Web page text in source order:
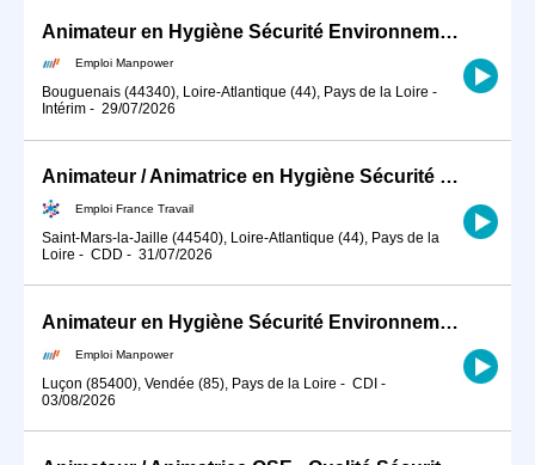
Animateur en Hygiène Sécurité Environnement (H/F)
Emploi Manpower
Bouguenais (44340), Loire-Atlantique (44), Pays de la Loire -
Intérim - 29/07/2026
Animateur / Animatrice en Hygiène Sécurité Environnement (HSE) (H/F)
Emploi France Travail
Saint-Mars-la-Jaille (44540), Loire-Atlantique (44), Pays de la
Loire - CDD - 31/07/2026
Animateur en Hygiène Sécurité Environnement / QHSE en CDI (H/F)
Emploi Manpower
Luçon (85400), Vendée (85), Pays de la Loire - CDI -
03/08/2026